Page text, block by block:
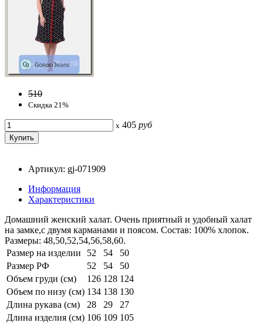
510
Скидка 21%
x 405 руб
Артикул: gj-071909
Информация
Характеристики
Домашний женский халат. Очень приятный и удобный халат
на замке,с двумя карманами и поясом. Состав: 100% хлопок.
Размеры: 48,50,52,54,56,58,60.
Размер на изделии
52 54
50
Размер РФ
52 54
50
Объем груди (см)
126 128 124
Объем по низу (см) 134 138 130
Длина рукава (см)
28 29
27
Длина изделия (см) 106 109 105